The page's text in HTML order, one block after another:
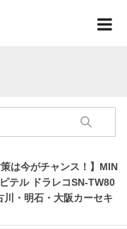
は今がチャンス！】MIN
テル ドラレコSN-TW80
・明石・大阪カーセキ